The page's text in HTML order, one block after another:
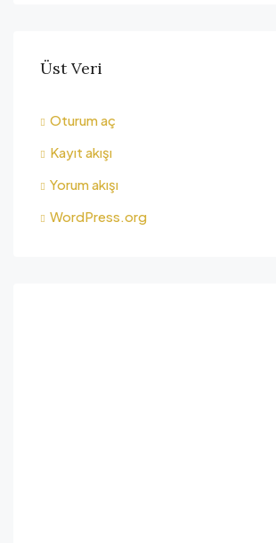
Üst Veri
Oturum aç
Kayıt akışı
Yorum akışı
WordPress.org